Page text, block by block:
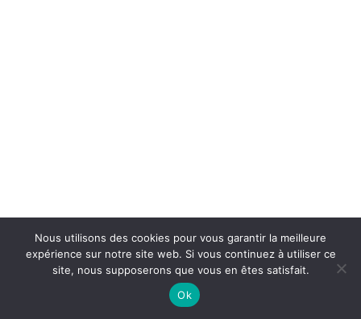
Nous utilisons des cookies pour vous garantir la meilleure
expérience sur notre site web. Si vous continuez à utiliser ce
site, nous supposerons que vous en êtes satisfait.
Ok